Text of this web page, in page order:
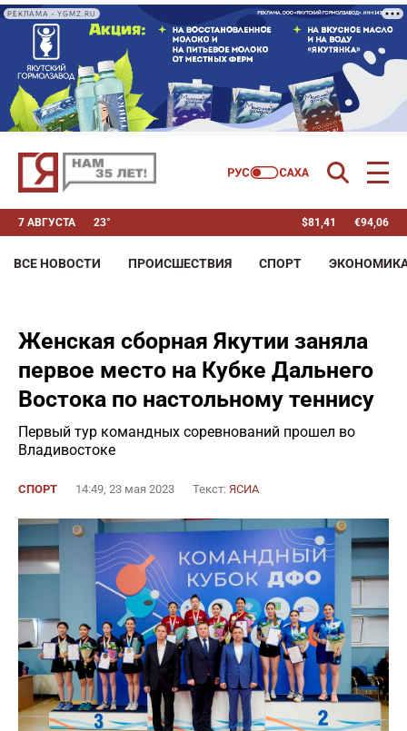
РЕКЛАМА • YGMZ.RU
7 АВГУСТА 23° $81,41 €94,06
ВСЕ НОВОСТИ ПРОИСШЕСТВИЯ СПОРТ
Женская сборная Якутии заняла
первое место на Кубке Дальнего
Востока по настольному теннису
Первый тур командных соревнований прошел во
Владивостоке
СПОРТ 14:49, 23 мая 2023 Текст: ЯСИА